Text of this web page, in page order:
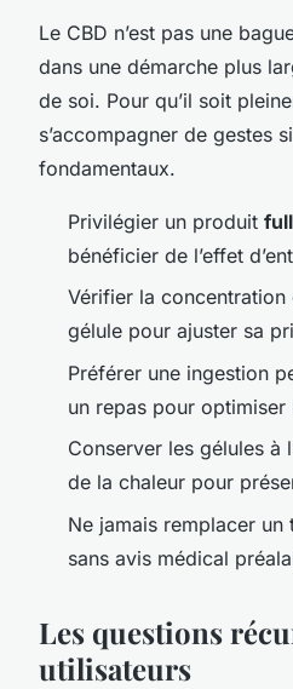
Le CBD n’est pas une
dans une démarche plus
de soi. Pour qu’il soit
s’accompagner de gestes
fondamentaux.
Privilégier un produit
bénéficier de l’effet
Vérifier la concentration
gélule pour ajuster sa
Préférer une ingestion
un repas pour optimiser
Conserver les gélules à
de la chaleur pour
Ne jamais remplacer un
sans avis médical
Les questions
utilisateurs